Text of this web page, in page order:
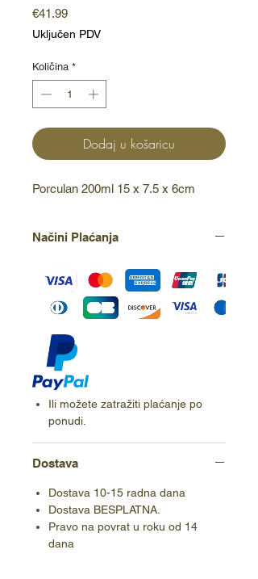
€41.99Cijena
Uključen PDV
Količina *
Dodaj u košaricu
Porculan 200ml 15 x 7.5 x 6cm
Načini Plaćanja
Ili možete zatražiti plaćanje po
ponudi.
Dostava
Dostava 10-15 radna dana
Dostava BESPLATNA.
Pravo na povrat u roku od 14
dana